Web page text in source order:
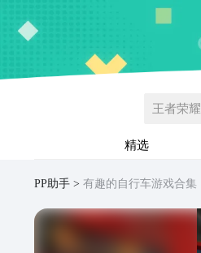
王者荣耀
精选
PP助手 有趣的自行车游戏合集